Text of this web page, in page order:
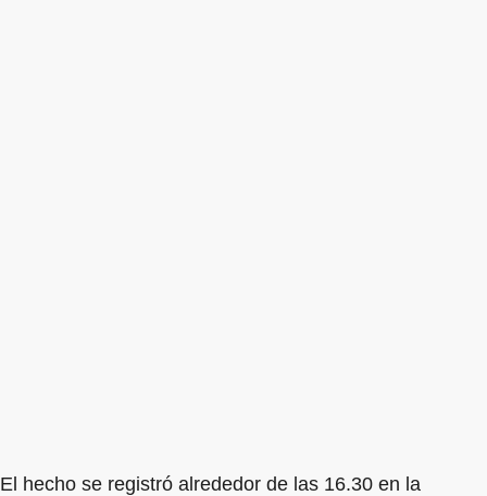
El hecho se registró alrededor de las 16.30 en la